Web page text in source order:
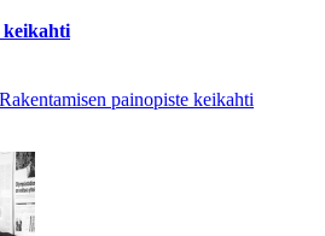
keikahti
painopiste keikahti